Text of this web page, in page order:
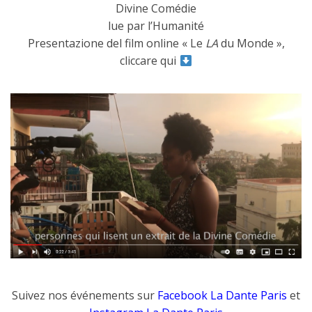
Divine Comédie
lue par l’Humanité
Presentazione del film online « Le LAdu Monde »,
cliccare qui
Suivez nos événements sur Facebook La Dante Paris et